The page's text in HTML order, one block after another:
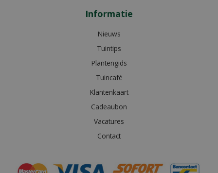
Informatie
Nieuws
Tuintips
Plantengids
Tuincafé
Klantenkaart
Cadeaubon
Vacatures
Contact